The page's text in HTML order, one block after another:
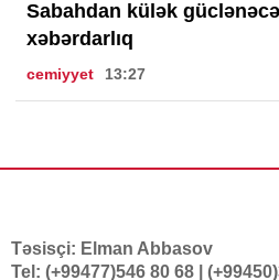
Sabahdan külək
xəbərdarlıq
cemiyyet 13:27
Təsisçi: Elman Abbasov
Tel: (+99477)546 80 68 |